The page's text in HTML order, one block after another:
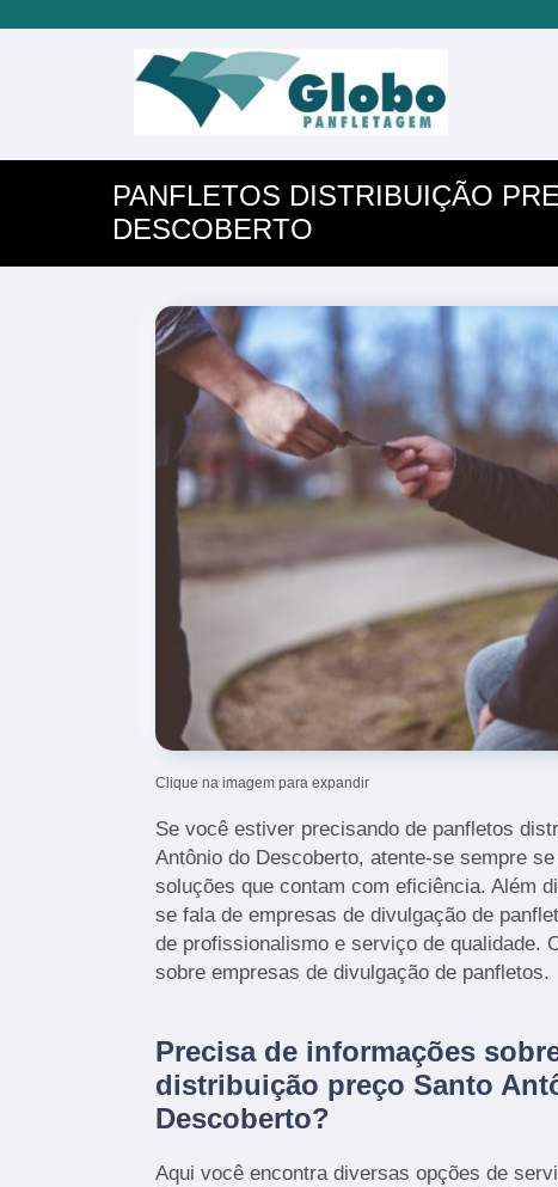
PANFLETOS DISTRIBUIÇÃO
DESCOBERTO
Clique na imagem para expandir
Se você estiver precisando de panfletos
Antônio do Descoberto, atente-se sempre
soluções que contam com eficiência. Além
se fala de empresas de divulgação de
de profissionalismo e serviço de qualidade.
sobre empresas de divulgação de panfletos.
Precisa de informações
distribuição preço Santo
Descoberto?
Aqui você encontra diversas opções de